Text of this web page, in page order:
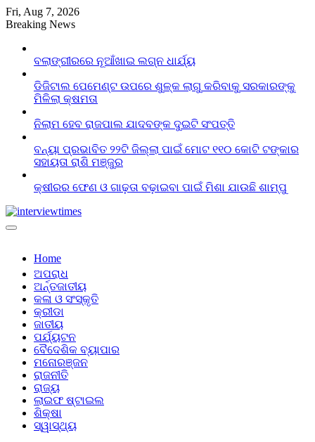
Skip
to
Fri, Aug 7, 2026
Breaking News
ବଲାଙ୍ଗୀରରେ ନୂଆଁଖାଇ ଲଗ୍ନ ଧାର୍ଯ୍ୟ
ଡିଜିଟାଲ ପେମେଣ୍ଟ ଉପରେ ଶୁଳ୍କ ଲାଗୁ କରିବାକୁ ସରକାରଙ୍କୁ
ମିଳିଲା କ୍ଷମତା
ନିଲାମ ହେବ ରାଜପାଲ ଯାଦବଙ୍କ ଦୁଇଟି ସଂପତ୍ତି
ବନ୍ୟା ପ୍ରଭାବିତ ୨୨ଟି ଜିଲ୍ଲା ପାଇଁ ମୋଟ ୧୧୦ କୋଟି ଟଙ୍କାର
ସହାୟତା ରାଶି ମଞ୍ଜୁର
କ୍ଷୀରର ଫେଣ ଓ ଗାଢ଼ତା ବଢ଼ାଇବା ପାଇଁ ମିଶା ଯାଉଛି ଶାମ୍ପୁ
Home
ଅପରାଧ
ଅର୍ନ୍ତଜାତୀୟ
କଳା ଓ ସଂସ୍କୃତି
କ୍ରୀଡା
ଜାତୀୟ
ପର୍ଯ୍ୟଟନ
ବୈଦେଶିକ ବ୍ୟାପାର
ମନୋରଞ୍ଜନ
ରାଜନୀତି
ରାଜ୍ୟ
ଲାଇଫ ଷ୍ଟାଇଲ
ଶିକ୍ଷା
ସ୍ୱାସ୍ଥ୍ୟ